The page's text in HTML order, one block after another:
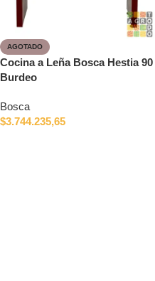
AGOTADO
Cocina a Leña Bosca Hestia 90
Burdeo
Bosca
$3.744.235,65